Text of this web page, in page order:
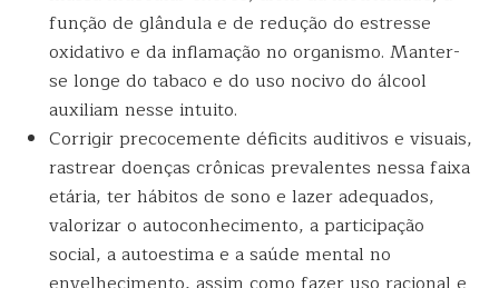
função de glândula e de redução do estresse
oxidativo e da inflamação no organismo. Manter-
se longe do tabaco e do uso nocivo do álcool
auxiliam nesse intuito.
Corrigir precocemente déficits auditivos e visuais,
rastrear doenças crônicas prevalentes nessa faixa
etária, ter hábitos de sono e lazer adequados,
valorizar o autoconhecimento, a participação
social, a autoestima e a saúde mental no